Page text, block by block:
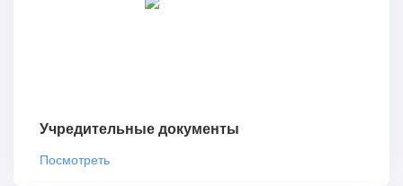
Учредительные документы
Посмотреть